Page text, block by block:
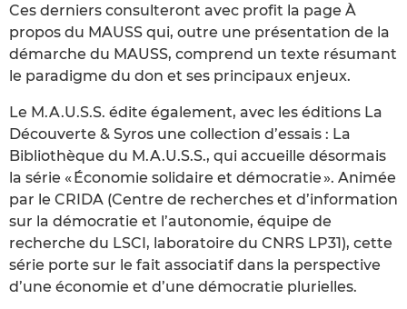
Ces derniers consulteront avec profit la page À
propos du MAUSS qui, outre une présentation de la
démarche du MAUSS, comprend un texte résumant
le paradigme du don et ses principaux enjeux.
Le M.A.U.S.S. édite également, avec les éditions La
Découverte & Syros une collection d’essais : La
Bibliothèque du M.A.U.S.S., qui accueille désormais
la série « Économie solidaire et démocratie ». Animée
par le CRIDA (Centre de recherches et d’information
sur la démocratie et l’autonomie, équipe de
recherche du LSCI, laboratoire du CNRS LP31), cette
série porte sur le fait associatif dans la perspective
d’une économie et d’une démocratie plurielles.